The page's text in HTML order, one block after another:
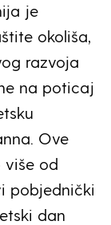
je
okoliša,
razvoja
na poticaj
Ove
više od
pobjednički
dan